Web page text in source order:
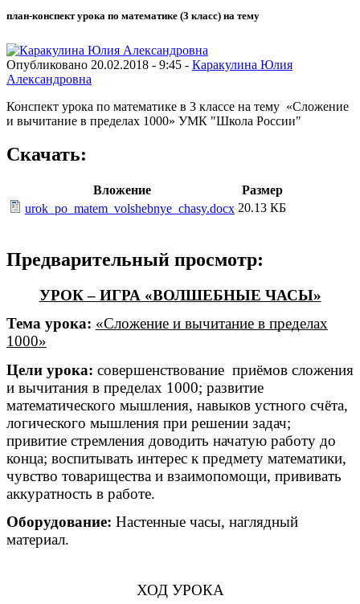
план-конспект урока по математике (3 класс) на тему
Опубликовано 20.02.2018 - 9:45 - Каракулина Юлия
Александровна
Конспект урока по математике в 3 классе на тему «Сложение
и вычитание в пределах 1000» УМК "Школа России"
Скачать:
Вложение
Размер
urok_po_matem_volshebnye_chasy.docx 20.13 КБ
Предварительный просмотр:
УРОК – ИГРА «ВОЛШЕБНЫЕ ЧАСЫ»
Тема урока: «Сложение и вычитание в пределах
1000»
Цели урока: совершенствование приёмов сложения
и вычитания в пределах 1000; развитие
математического мышления, навыков устного счёта,
логического мышления при решении задач;
привитие стремления доводить начатую работу до
конца; воспитывать интерес к предмету математики,
чувство товарищества и взаимопомощи, прививать
аккуратность в работе.
Оборудование: Настенные часы, наглядный
материал.
ХОД УРОКА